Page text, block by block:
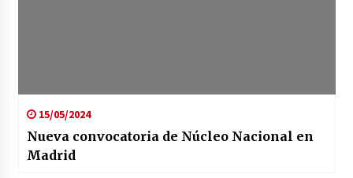
15/05/2024
Nueva convocatoria de Núcleo Nacional en
Madrid